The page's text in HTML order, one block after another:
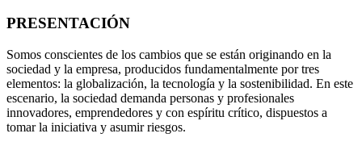
PRESENTACIÓN
Somos conscientes de los cambios que se están originando en la
sociedad y la empresa, producidos fundamentalmente por tres
elementos: la globalización, la tecnología y la sostenibilidad. En este
escenario, la sociedad demanda personas y profesionales
innovadores, emprendedores y con espíritu crítico, dispuestos a
tomar la iniciativa y asumir riesgos.